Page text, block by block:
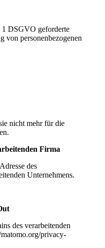
DSGVO geforderte
von personenbezogenen
nicht mehr für die
Firma
des
Unternehmens.
des verarbeitenden
privacy-